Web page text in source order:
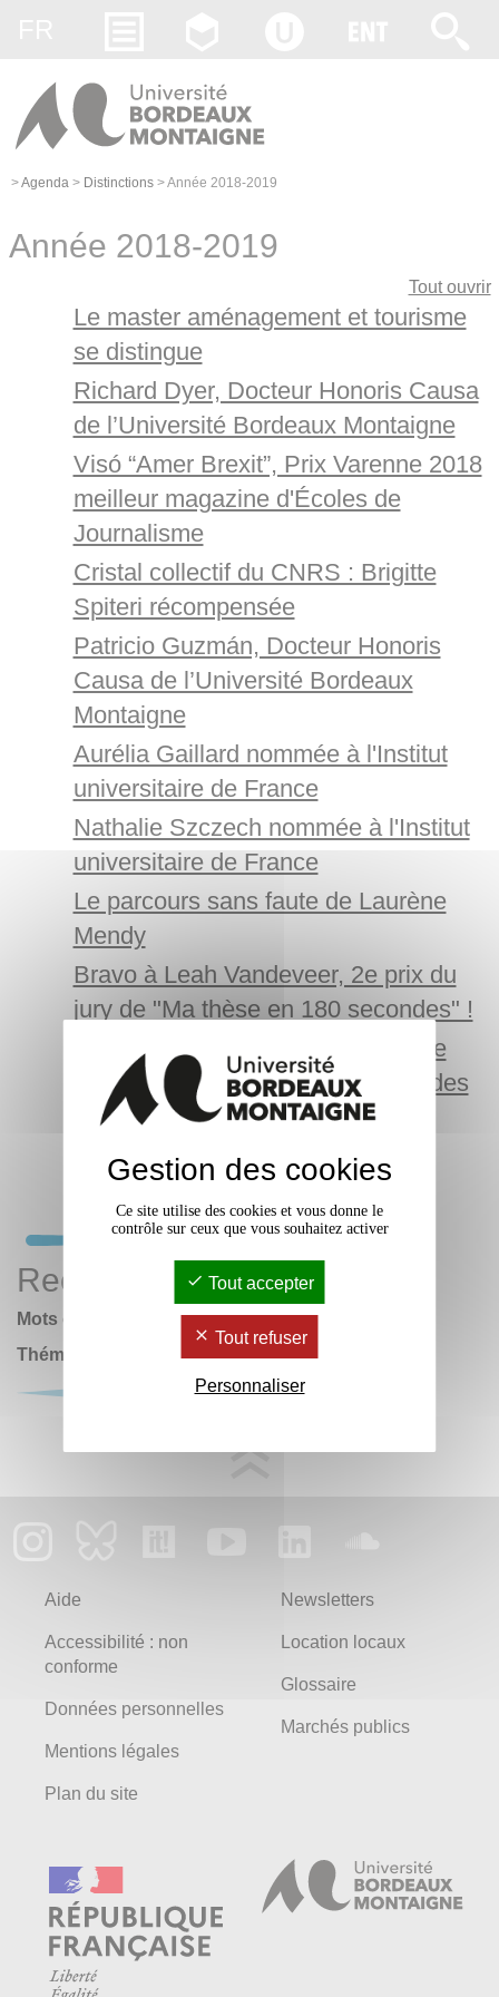
>Agenda > Distinctions >Année 2018-2019
Année 2018-2019
Tout ouvrir
Le master aménagement et tourisme
se distingue
Richard Dyer, Docteur Honoris Causa
de l’Université Bordeaux Montaigne
Visó “Amer Brexit”, Prix Varenne 2018
meilleur magazine d'Écoles de
Journalisme
Cristal collectif du CNRS : Brigitte
Spiteri récompensée
Patricio Guzmán, Docteur Honoris
Causa de l’Université Bordeaux
Montaigne
Aurélia Gaillard nommée à l'Institut
universitaire de France
Nathalie Szczech nommée à l'Institut
universitaire de France
Le parcours sans faute de Laurène
Mendy
Bravo à Leah Vandeveer, 2e prix du
jury de "Ma thèse en 180 secondes" !
Jacques des Courtils reçu membre
résidant de l’Académie nationale des
sciences, belles-lettres et arts de
Bordeaux
Rechercher
Mots clés :
Thématiques
OK
Aide
Accessibilité : non
conforme
Données personnelles
Mentions légales
Plan du site
Newsletters
Location locaux
Glossaire
Marchés publics
Gestion des cookies
Ce site utilise des cookies et vous donne le
contrôle sur ceux que vous souhaitez activer
Tout accepter
Tout refuser
Personnaliser